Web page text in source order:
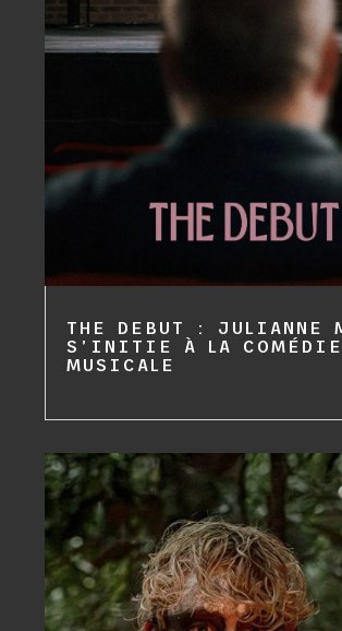
THE DEBUT : JULIANNE
S’INITIE À LA COMÉDIE
MUSICALE